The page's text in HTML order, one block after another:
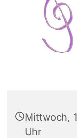
Mittwoch,
Uhr